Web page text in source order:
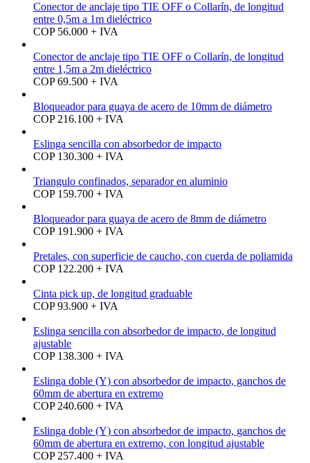
Conector de anclaje tipo TIE OFF o Collarín, de longitud
entre 0,5m a 1m dieléctrico
COP 56.000 + IVA
Conector de anclaje tipo TIE OFF o Collarín, de longitud
entre 1,5m a 2m dieléctrico
COP 69.500 + IVA
Bloqueador para guaya de acero de 10mm de diámetro
COP 216.100 + IVA
Eslinga sencilla con absorbedor de impacto
COP 130.300 + IVA
Triangulo confinados, separador en aluminio
COP 159.700 + IVA
Bloqueador para guaya de acero de 8mm de diámetro
COP 191.900 + IVA
Pretales, con superficie de caucho, con cuerda de poliamida
COP 122.200 + IVA
Cinta pick up, de longitud graduable
COP 93.900 + IVA
Eslinga sencilla con absorbedor de impacto, de longitud
ajustable
COP 138.300 + IVA
Eslinga doble (Y) con absorbedor de impacto, ganchos de
60mm de abertura en extremo
COP 240.600 + IVA
Eslinga doble (Y) con absorbedor de impacto, ganchos de
60mm de abertura en extremo, con longitud ajustable
COP 257.400 + IVA